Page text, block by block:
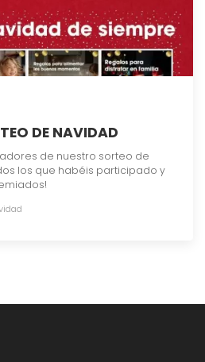
DE NAVIDAD
de nuestro sorteo de
los que habéis participado y